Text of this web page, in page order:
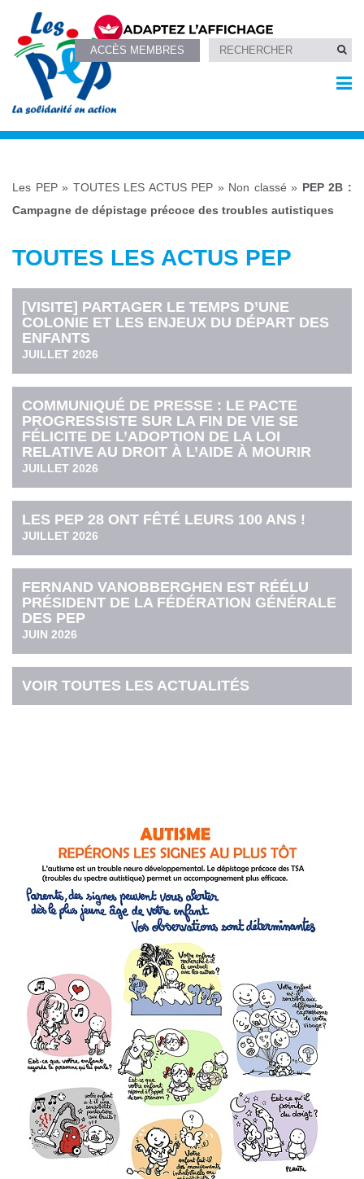
ACCÈS MEMBRES
Les PEP» TOUTES LES ACTUS PEP » Non classé » PEP 2B :
Campagne de dépistage précoce des troubles autistiques
TOUTES LES ACTUS PEP
[VISITE] PARTAGER LE TEMPS D’UNE
COLONIE ET LES ENJEUX DU DÉPART DES
ENFANTS
JUILLET 2026
COMMUNIQUÉ DE PRESSE : LE PACTE
PROGRESSISTE SUR LA FIN DE VIE SE
FÉLICITE DE L’ADOPTION DE LA LOI
RELATIVE AU DROIT À L’AIDE À MOURIR
JUILLET 2026
LES PEP 28 ONT FÊTÉ LEURS 100 ANS !
JUILLET 2026
FERNAND VANOBBERGHEN EST RÉÉLU
PRÉSIDENT DE LA FÉDÉRATION GÉNÉRALE
DES PEP
JUIN 2026
VOIR TOUTES LES ACTUALITÉS